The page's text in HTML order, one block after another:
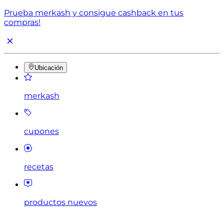
Prueba merkash y consigue cashback en tus
compras!
Ubicación
merkash
cupones
recetas
productos nuevos